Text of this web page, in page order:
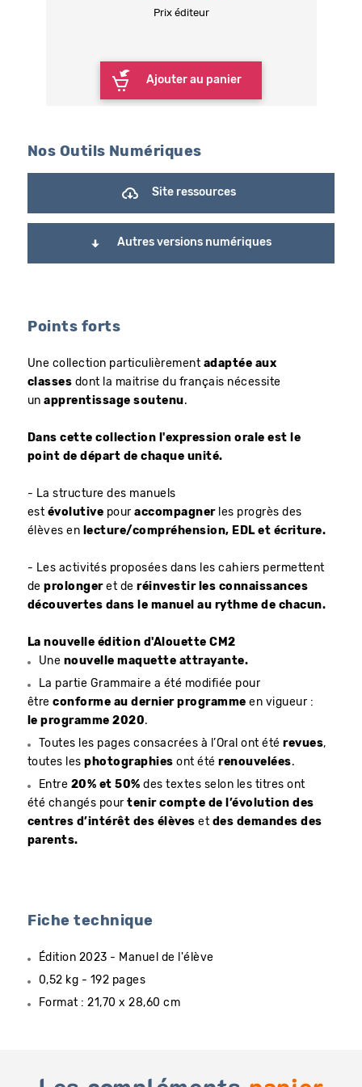
Prix éditeur
Ajouter au panier
Nos Outils Numériques
Site ressources
Autres versions numériques
Points forts
Une collection particulièrement adaptée aux
classes dont la maitrise du français nécessite
un apprentissage soutenu.
Dans cette collection l'expression orale est le
point de départ de chaque unité.
- La structure des manuels
est évolutive pouraccompagner les progrès des
élèves en lecture/compréhension, EDL et écriture.
- Les activités proposées dans les cahiers permettent
deprolongeret de réinvestir les connaissances
découvertes dans le manuel au rythme de chacun.
La nouvelle édition d'Alouette CM2
Une nouvelle maquette attrayante.
La partie Grammaire a été modifiée pour
êtreconforme au dernier programme en vigueur :
le programme 2020.
Toutes les pages consacrées à l’Oral ont étérevues,
toutes lesphotographiesont étérenouvelées.
Entre 20% et 50% des textes selon les titres ont
été changés pour tenir compte de l’évolution des
centres d’intérêt des élèves et des demandes des
parents.
Fiche technique
Édition 2023 - Manuel de l'élève
0,52 kg - 192 pages
Format : 21,70 x 28,60 cm